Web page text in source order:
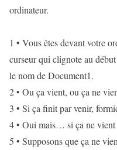
ordinateur.
* *
1 • Vous êtes devant votre
curseur qui clignote au
le nom de Document1.
2 • Ou ça vient, ou ça ne
3 • Si ça finit par venir,
4 • Oui mais… si ça ne vient
5 • Supposons que ça ne